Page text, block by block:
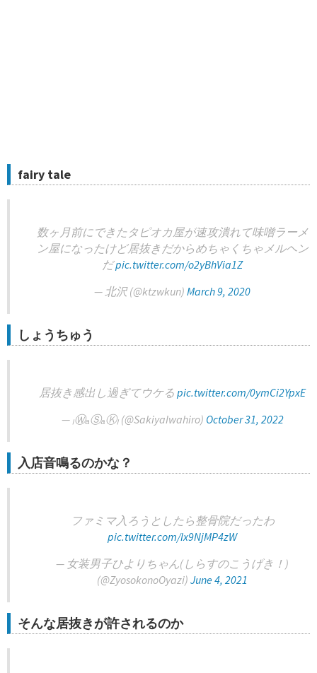
fairy tale
数ヶ月前にできたタピオカ屋が速攻潰れて味噌ラーメ
ン屋になったけど居抜きだからめちゃくちゃメルヘン
だpic.twitter.com/o2yBhVia1Z
— 北沢 (@ktzwkun) March 9, 2020
しょうちゅう
居抜き感出し過ぎてウケる pic.twitter.com/0ymCi2YpxE
— ₗⓌₐⓈₐⓀₗ (@SakiyaIwahiro) October 31, 2022
入店音鳴るのかな？
ファミマ入ろうとしたら整骨院だったわ
pic.twitter.com/Ix9NjMP4zW
— 女装男子ひよりちゃん(しらすのこうげき！)
(@ZyosokonoOyazi) June 4, 2021
そんな居抜きが許されるのか